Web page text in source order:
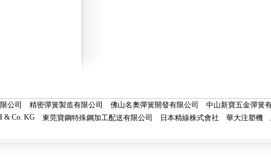
公司 精密彈簧製造有限公司 佛山名奧彈簧開發有限公司 中山新寶五金彈簧
& Co. KG
東莞寶鋼特殊鋼加工配送有限公司 日本精線株式會社 華大注塑機